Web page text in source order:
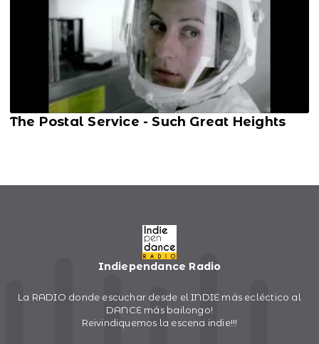
The Postal Service - Such Great Heights
Indiependance Radio
La RADIO donde escuchar desde el INDIE más ecléctico al
DANCE más bailongo!
Reivindiquemos la escena indie!!!